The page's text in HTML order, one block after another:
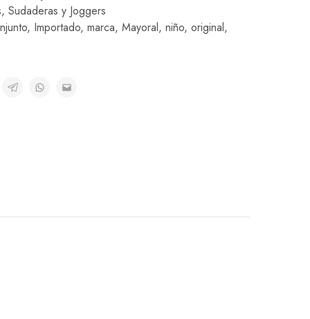
, Sudaderas y Joggers
, Importado, marca, Mayoral, niño, original,